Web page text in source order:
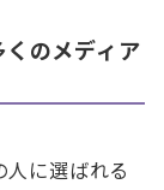
のメディア
人に選ばれる